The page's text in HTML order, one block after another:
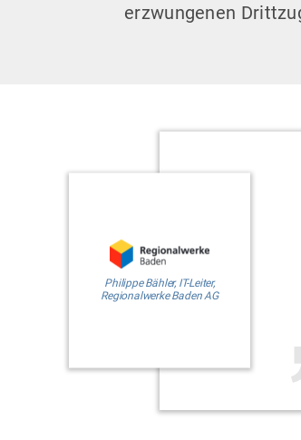
erzwungenen
Philippe Bähler, IT-Leiter,
Regionalwerke Baden AG